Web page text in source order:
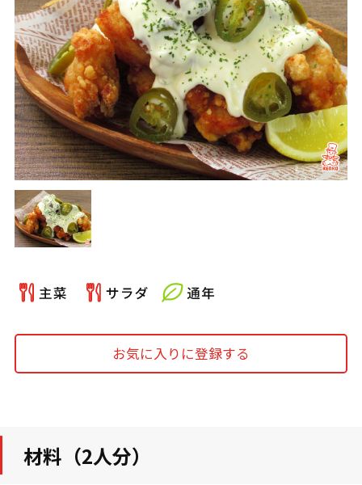
お気に入りに登録する
材料（2人分）